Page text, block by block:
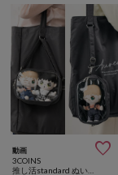
動画 
3COINS